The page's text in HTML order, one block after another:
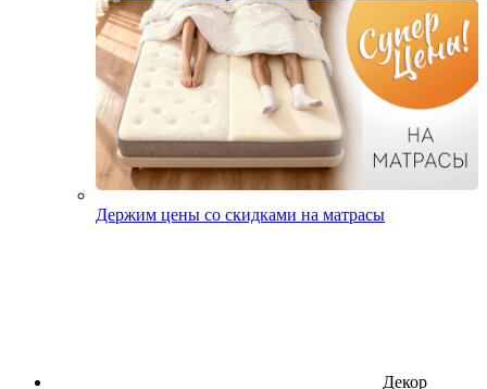
Держим цены со скидками на матрасы
Декор